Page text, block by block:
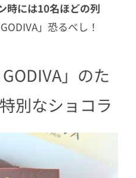
時には10名ほどの列
」恐るべし！
」のた
別なショコラ